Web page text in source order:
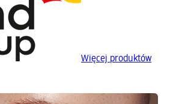
Więcej produktów